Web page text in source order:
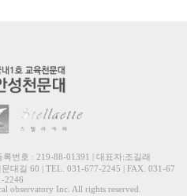
번호 : 219-88-01391 | 대표자:조길래
대길 60 | TEL. 031-677-2245 | FAX. 031-67
2246
observatory Inc. All rights reserved.